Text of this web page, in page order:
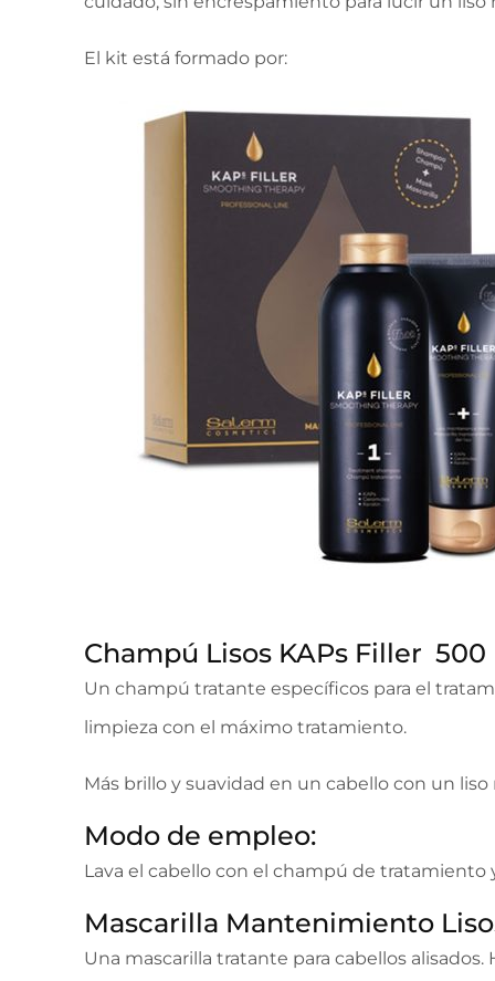
El kit está formado por:
Champú Lisos KAPs Filler 500
Un champú tratante específicos para el
limpieza con el máximo tratamiento.
Más brillo y suavidad en un cabello con un liso
Modo de empleo:
Lava el cabello con el champú de
Mascarilla Mantenimiento
Una mascarilla tratante para cabellos